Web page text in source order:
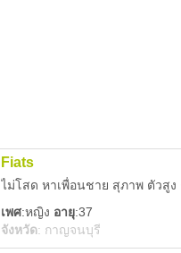
Fiats
ไม่โสด หาเพื่อนชาย สุภาพ ตัวสูง
เพศ:หญิง อายุ:37
จังหวัด: กาญจนบุรี